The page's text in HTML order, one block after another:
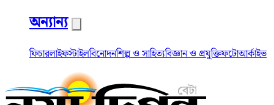
অন্যান্য
ফিচারলাইফস্টাইলবিনোদনশিল্প ও সাহিত্যবিজ্ঞান ও প্রযুক্তিফটোআর্কাইভ